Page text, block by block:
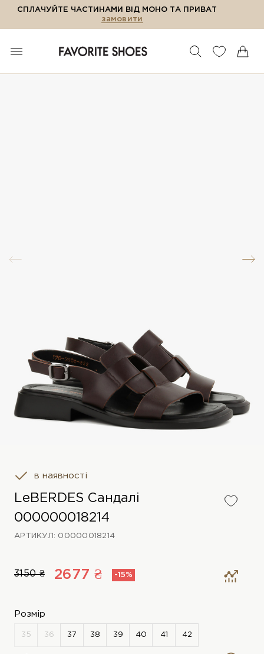
СПЛАЧУЙТЕ ЧАСТИНАМИ ВІД МОНО ТА ПРИВАТ
замовити
в наявності
LeBERDES Сандалі
000000018214
АРТИКУЛ: 00000018214
3150 ₴ 2677 ₴ -15%
Розмір